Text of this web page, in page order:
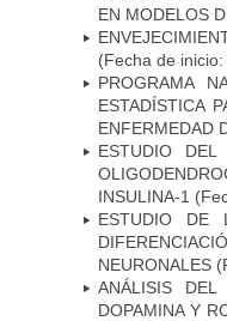
EN MODELOS
(Fecha de
PROGRAMA
ESTADÍSTICA
ENFERMEDAD
ESTUDIO
INSULINA-1
ESTUDIO DE
NEURONALES
ANÁLISIS
DOPAMINA Y